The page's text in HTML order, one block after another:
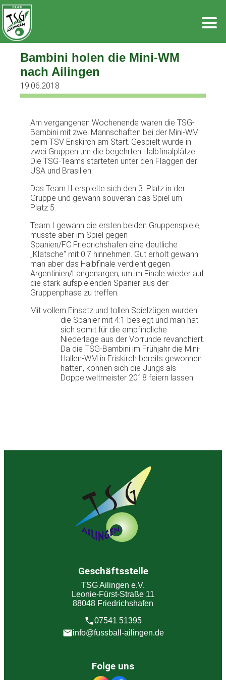
Zum
Inhalt
springen
Bambini holen die Mini-WM
nach Ailingen
19.06.2018
Am vergangenen Wochenende waren die TSG-
Bambini mit zwei Mannschaften bei der Mini-WM
beim TSV Eriskirch am Start. Gespielt wurde in
zwei Gruppen um die begehrten Halbfinalplätze.
Die TSG-Teams starteten unter den Flaggen der
USA und Brasilien.
Das Team II erspielte sich den 3. Platz in der
Gruppe und gewann souverän das Spiel um
Platz 5.
Team I gewann die ersten beiden Gruppenspiele,
musste aber im Spiel gegen
Spanien/FC Friedrichshafen eine deutliche
„Klatsche“ mit 0:7 hinnehmen. Gut erholt gewann
man aber das Halbfinale verdient gegen
Argentinien/Langenargen, um im Finale wieder auf
die stark aufspielenden Spanier aus der
Gruppenphase zu treffen.
Mit vollem Einsatz und tollen Spielzügen wurden
die Spanier mit 4:1 besiegt und man hat
sich somit für die empfindliche
Niederlage aus der Vorrunde revanchiert.
Da die TSG-Bambini im Frühjahr die Mini-
Hallen-WM in Eriskirch bereits gewonnen
hatten, können sich die Jungs als
Doppelweltmeister 2018 feiern lassen.
Geschäftsstelle
TSG Ailingen e.V.
Leonie-Fürst-Straße 11
88048 Friedrichshafen
07541 51395
info@fussball-ailingen.de
Folge uns